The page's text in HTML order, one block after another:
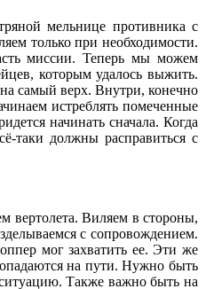
мельнице противника с
только при необходимости.
миссии. Теперь мы можем
которым удалось выжить.
самый верх. Внутри, конечно
истреблять помеченные
начинать сначала. Когда
таки должны расправиться с
вертолета. Виляем в стороны,
с сопровождением.
мог захватить ее. Эти же
на пути. Нужно быть
Также важно быть на